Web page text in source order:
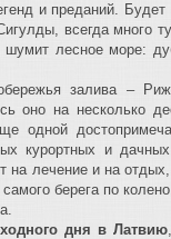
и преданий.
всегда много
шумит лесное море:
залива –
оно на несколько
одной
курортных и
лечение и на
берега по
дня в Латвию